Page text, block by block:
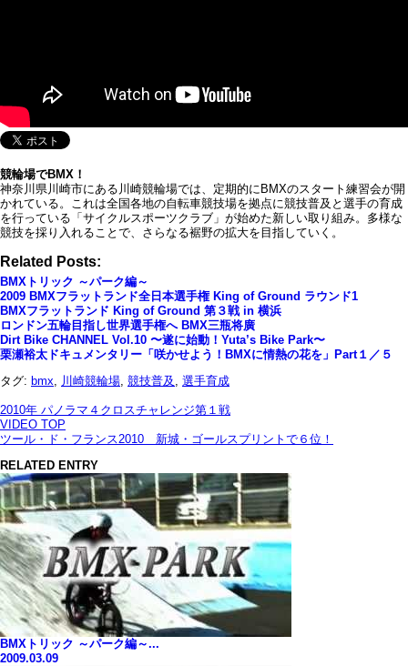
競輪場でBMX！
神奈川県川崎市にある川崎競輪場では、定期的にBMXのスタート練習会が開
かれている。これは全国各地の自転車競技場を拠点に競技普及と選手の育成
を行っている「サイクルスポーツクラブ」が始めた新しい取り組み。多様な
競技を採り入れることで、さらなる裾野の拡大を目指していく。
Related Posts:
BMXトリック ～パーク編～
2009 BMXフラットランド全日本選手権 King of Ground ラウンド1
BMXフラットランド King of Ground 第３戦 in 横浜
ロンドン五輪目指し世界選手権へ BMX三瓶将廣
Dirt Bike CHANNEL Vol.10 〜遂に始動！Yuta’s Bike Park〜
栗瀬裕太ドキュメンタリー「咲かせよう！BMXに情熱の花を」Part１／５
タグ: bmx 川崎競輪場 競技普及 選手育成
2010年 パノラマ４クロスチャレンジ第１戦
VIDEO TOP
ツール・ド・フランス2010 新城・ゴールスプリントで６位！
RELATED ENTRY
BMXトリック ～パーク編～...
2009.03.09